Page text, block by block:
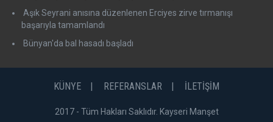
Aşık Seyrani anısına düzenlenen Erciyes zirve tırmanışı
başarıyla tamamlandı
Bünyan'da bal hasadı başladı
KÜNYE REFERANSLAR İLETİŞİM
2017 - Tüm Hakları Saklıdır. Kayseri Manşet